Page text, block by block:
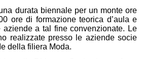
durata biennale per un monte ore
ore di formazione teorica d’aula e
a tal fine convenzionate. Le
realizzate presso le aziende socie
della filiera Moda.